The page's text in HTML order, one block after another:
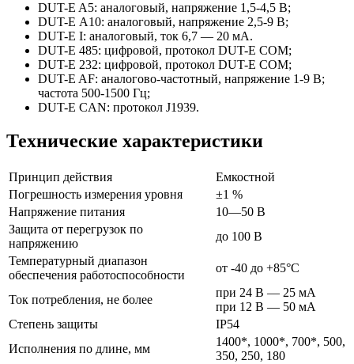
DUT-E A5: аналоговый, напряжение 1,5-4,5 В;
DUT-E А10: аналоговый, напряжение 2,5-9 В;
DUT-E I: аналоговый, ток 6,7 — 20 мА.
DUT-E 485: цифровой, протокол DUT-E COM;
DUT-E 232: цифровой, протокол DUT-E COM;
DUT-E AF: аналогово-частотный, напряжение 1-9 В;
частота 500-1500 Гц;
DUT-E CAN: протокол J1939.
Технические характеристики
Принцип действия
Емкостной
Погрешность измерения уровня
±1 %
Напряжение питания
10—50 В
Защита от перегрузок по
напряжению
до 100 В
Температурный диапазон
обеспечения работоспособности
от -40 до +85°С
Ток потребления, не более
при 24 В — 25 мА
при 12 В — 50 мА
Степень защиты
IP54
Исполнения по длине, мм
1400*, 1000*, 700*, 500,
350, 250, 180